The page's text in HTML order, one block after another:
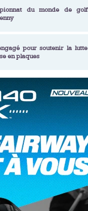
VSD : les premières
Julien Xanthopoulos,
Championship, de nouvelles
retire du Genesis Invitational
Golf Club : Saison 2 du
du monde de golf
pour soutenir la lutte
en plaques
Collection : Lacoste Golf
Écologie, deux circuits
étapes
Golf & Padel Cup : le nouvel
: une saison record pour le
Tour 2026 : une saison